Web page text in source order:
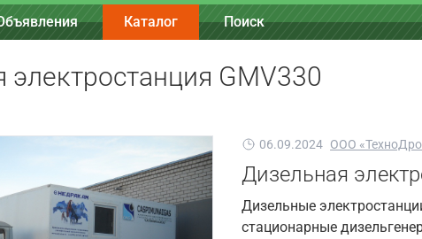
Каталог Поиск
электростанция GMV330
06.09.2024 ООО
Дизельная
Дизельные
стационарные